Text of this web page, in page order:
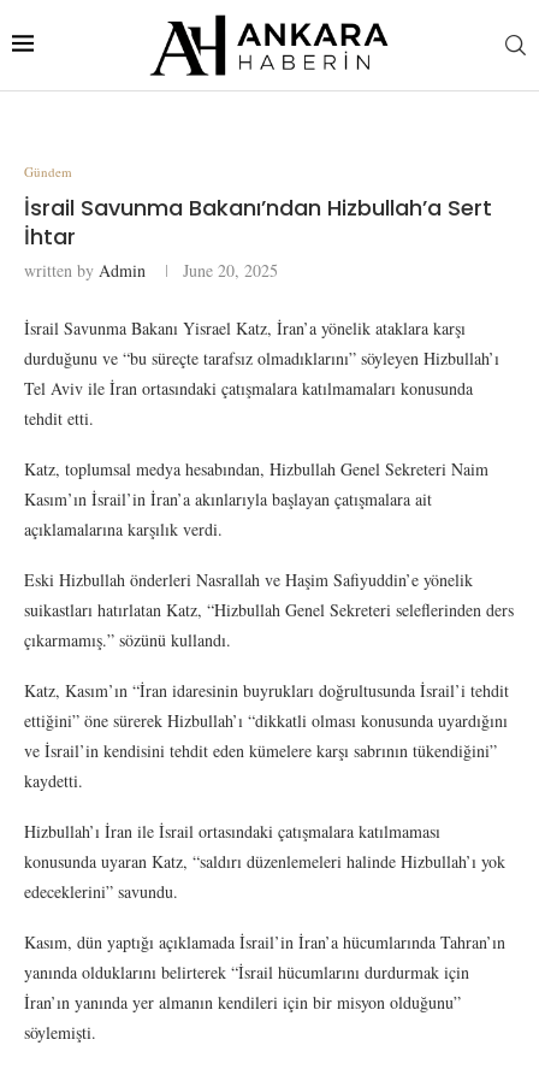
Gündem
İsrail Savunma Bakanı’ndan Hizbullah’a Sert
İhtar
written by Admin June 20, 2025
İsrail Savunma Bakanı Yisrael Katz, İran’a yönelik ataklara karşı
durduğunu ve “bu süreçte tarafsız olmadıklarını” söyleyen Hizbullah’ı
Tel Aviv ile İran ortasındaki çatışmalara katılmamaları konusunda
tehdit etti.
Katz, toplumsal medya hesabından, Hizbullah Genel Sekreteri Naim
Kasım’ın İsrail’in İran’a akınlarıyla başlayan çatışmalara ait
açıklamalarına karşılık verdi.
Eski Hizbullah önderleri Nasrallah ve Haşim Safiyuddin’e yönelik
suikastları hatırlatan Katz, “Hizbullah Genel Sekreteri seleflerinden ders
çıkarmamış.” sözünü kullandı.
Katz, Kasım’ın “İran idaresinin buyrukları doğrultusunda İsrail’i tehdit
ettiğini” öne sürerek Hizbullah’ı “dikkatli olması konusunda uyardığını
ve İsrail’in kendisini tehdit eden kümelere karşı sabrının tükendiğini”
kaydetti.
Hizbullah’ı İran ile İsrail ortasındaki çatışmalara katılmaması
konusunda uyaran Katz, “saldırı düzenlemeleri halinde Hizbullah’ı yok
edeceklerini” savundu.
Kasım, dün yaptığı açıklamada İsrail’in İran’a hücumlarında Tahran’ın
yanında olduklarını belirterek “İsrail hücumlarını durdurmak için
İran’ın yanında yer almanın kendileri için bir misyon olduğunu”
söylemişti.